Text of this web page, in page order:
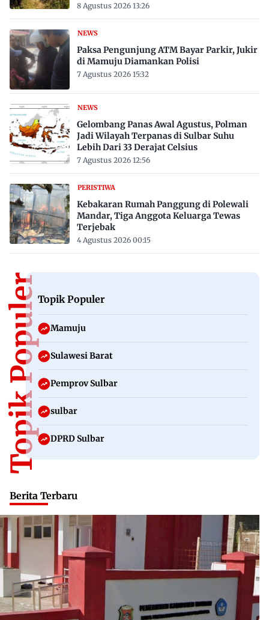
8 Agustus 2026 13:26
NEWS
Paksa Pengunjung ATM Bayar Parkir, Jukir
di Mamuju Diamankan Polisi
7 Agustus 2026 15:32
NEWS
Gelombang Panas Awal Agustus, Polman
Jadi Wilayah Terpanas di Sulbar Suhu
Lebih Dari 33 Derajat Celsius
7 Agustus 2026 12:56
PERISTIWA
Kebakaran Rumah Panggung di Polewali
Mandar, Tiga Anggota Keluarga Tewas
Terjebak
4 Agustus 2026 00:15
Topik PopulerTopik Populer
Mamuju
Sulawesi Barat
Pemprov Sulbar
sulbar
DPRD Sulbar
Berita Terbaru